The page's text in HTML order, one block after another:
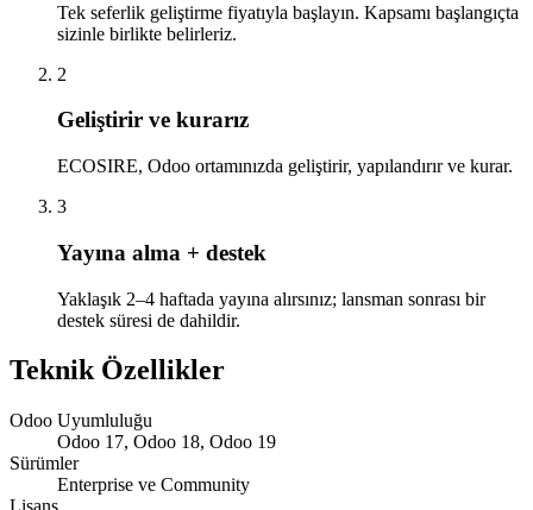
Tek seferlik geliştirme fiyatıyla başlayın. Kapsamı başlangıçta
sizinle birlikte belirleriz.
2
Geliştirir ve kurarız
ECOSIRE, Odoo ortamınızda geliştirir, yapılandırır ve kurar.
3
Yayına alma + destek
Yaklaşık 2–4 haftada yayına alırsınız; lansman sonrası bir
destek süresi de dahildir.
Teknik Özellikler
Odoo Uyumluluğu
Odoo 17, Odoo 18, Odoo 19
Sürümler
Enterprise ve Community